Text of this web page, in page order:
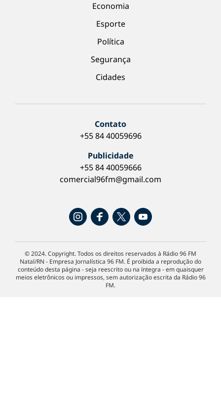
Economia
Esporte
Política
Segurança
Cidades
Contato
+55 84 40059696
Publicidade
+55 84 40059666
comercial96fm@gmail.com
© 2024. Copyright. Todos os direitos reservados à Rádio 96 FM
Natal/RN - Empresa Jornalística 96 FM. É proibida a reprodução do
conteúdo desta página - seja reescrito ou na íntegra - em quaisquer
meios eletrônicos ou impressos, sem autorização escrita da Rádio 96
FM.